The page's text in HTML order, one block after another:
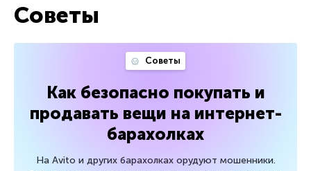
Советы
Советы
Как безопасно покупать и
продавать вещи на интернет-
барахолках
На Avito и других барахолках орудуют мошенники.